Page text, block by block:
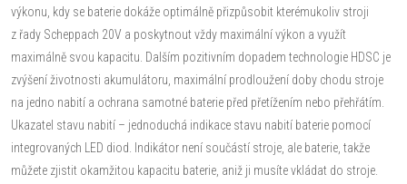
výkonu, kdy se baterie dokáže optimálně přizpůsobit kterémukoliv stroji
z řady Scheppach 20V a poskytnout vždy maximální výkon a využít
maximálně svou kapacitu. Dalším pozitivním dopadem technologie HDSC je
zvýšení životnosti akumulátoru, maximální prodloužení doby chodu stroje
na jedno nabití a ochrana samotné baterie před přetížením nebo přehřátím.
Ukazatel stavu nabití – jednoduchá indikace stavu nabití baterie pomocí
integrovaných LED diod. Indikátor není součástí stroje, ale baterie, takže
můžete zjistit okamžitou kapacitu baterie, aniž ji musíte vkládat do stroje.